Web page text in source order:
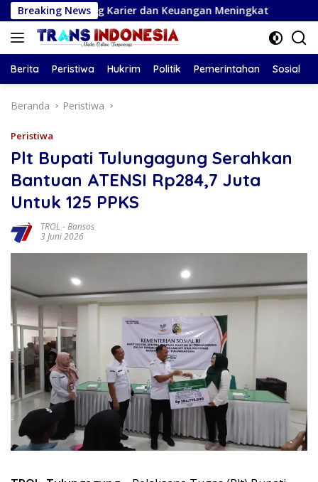
Langsung
ke
konten
Breaking News
Karier dan Keuangan Meningkat Pemkab
Berita Peristiwa Hukrim Politik Pemerintahan Sosial
Beranda Peristiwa
Peristiwa
Plt Bupati Tulungagung Serahkan
Bantuan ATENSI Rp284,7 Juta
Untuk 125 PPKS
TROL -Bansos
3 Juni 2026